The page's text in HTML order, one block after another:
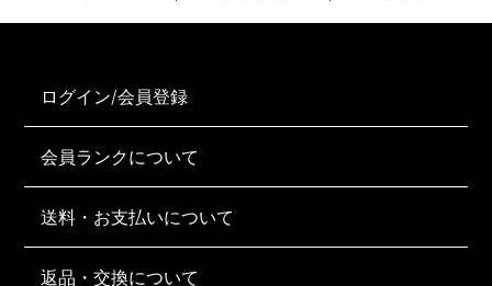
ログイン/会員登録
会員ランクについて
送料・お支払いについて
返品・交換について